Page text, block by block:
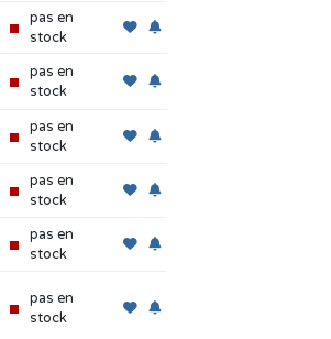
pas en
stock
pas en
stock
pas en
stock
pas en
stock
pas en
stock
pas en
stock